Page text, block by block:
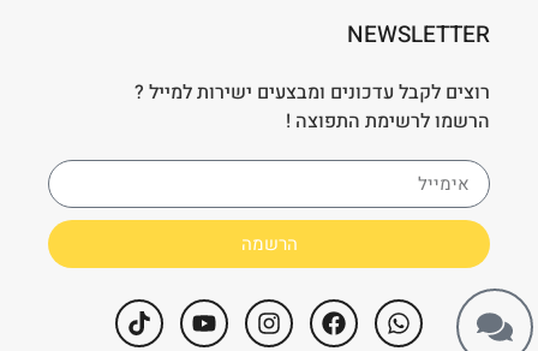
NEWSLETTER
רוצים לקבל עדכונים ומבצעים ישירות למייל ?
הרשמו לרשימת התפוצה !
הרשמה